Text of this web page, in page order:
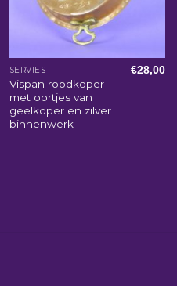
SERVIES
Vispan roodkoper
met oortjes van
geelkoper en zilver
binnenwerk
€28,00